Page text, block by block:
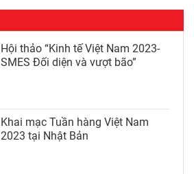
Hội thảo “Kinh tế Việt Nam 2023-
SMES Đối diện và vượt bão”
Khai mạc Tuần hàng Việt Nam
2023 tại Nhật Bản